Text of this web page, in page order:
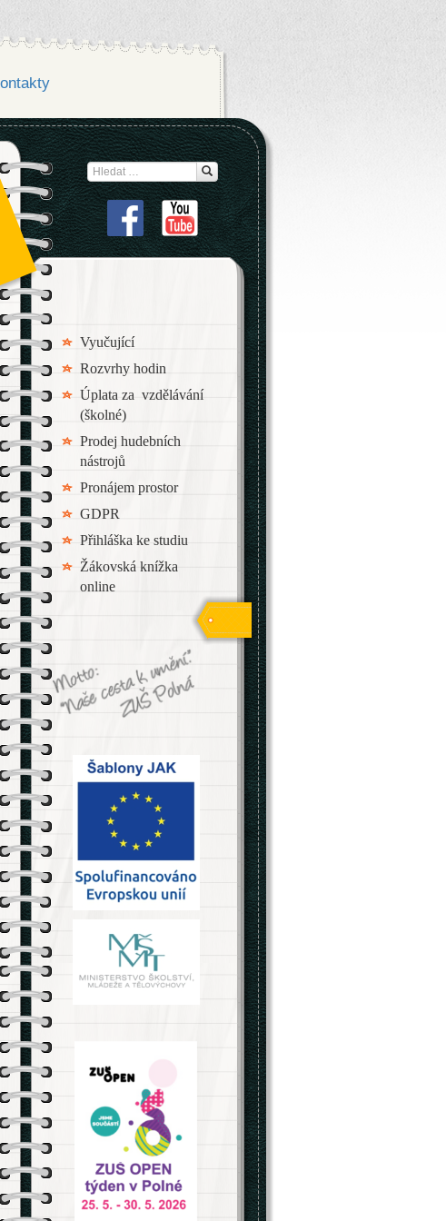
Search
for
Vyučující
Rozvrhy hodin
Úplata za vzdělávání
(školné)
Prodej hudebních
nástrojů
Pronájem prostor
GDPR
Přihláška ke studiu
Žákovská knížka
online